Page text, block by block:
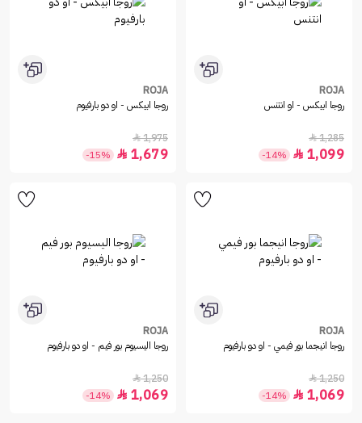
ROJA
روجا ابيكس - او انتنس
1,285

1,099

-14%
ROJA
روجا ابيكس - او دو بارفيوم
1,975

1,679

-15%
ROJA
روجا انيجما بور فيمي - او دو بارفيوم
1,250

1,069

-14%
ROJA
روجا اليسيوم بور فيم - او دو بارفيوم
1,250

1,069

-14%